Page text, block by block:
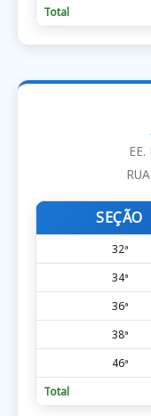
Total
SEÇÃO
32ª
34ª
36ª
38ª
46ª
Total